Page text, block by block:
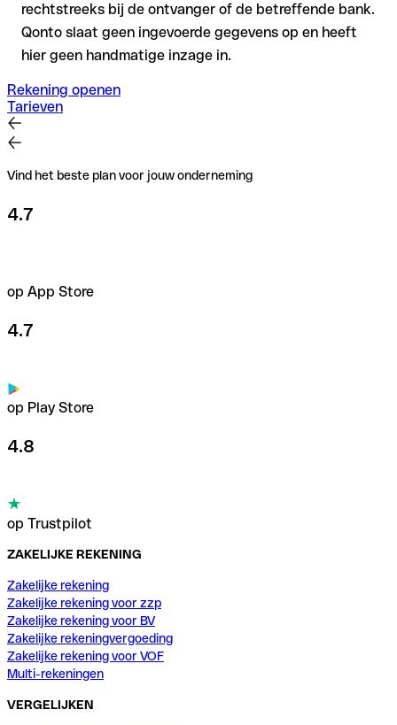
rechtstreeks bij de ontvanger of de betreffende bank.
Qonto slaat geen ingevoerde gegevens op en heeft
hier geen handmatige inzage in.
Rekening openen
Tarieven
Vind het beste plan voor jouw onderneming
4.7
op App Store
4.7
op Play Store
4.8
op Trustpilot
ZAKELIJKE REKENING
Zakelijke rekening
Zakelijke rekening voor zzp
Zakelijke rekening voor BV
Zakelijke rekeningvergoeding
Zakelijke rekening voor VOF
Multi-rekeningen
VERGELIJKEN